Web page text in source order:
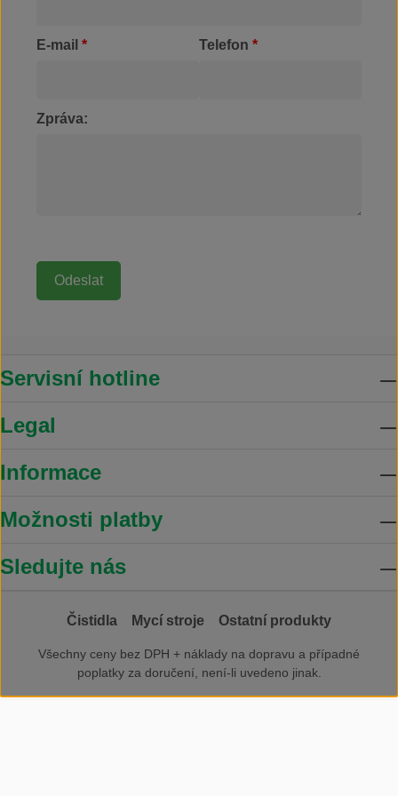
E-mail * Telefon *
Zpráva:
Servisní hotline
Legal
Informace
Možnosti platby
Sledujte nás
Čistidla Mycí stroje Ostatní produkty
Všechny ceny bez DPH + náklady na dopravu a případné
poplatky za doručení, není-li uvedeno jinak.